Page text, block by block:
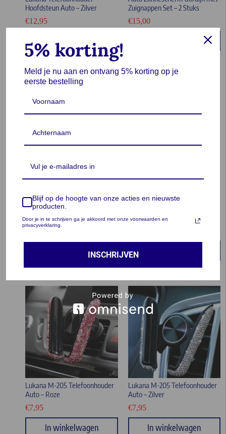
Hoofdsteun Auto – Zilver
€12,95
In winkelwagen
Zuignappen Set – 2 Stuks
€15,00
€15,95
In winkelwagen
€7,95
rd4.00uit
reviews)
Lukana M-205 Telefoonhouder
Auto – Roze
€7,95
In winkelwagen
Lukana M-205 Telefoonhouder
Auto – Zilver
€7,95
In winkelwagen
5% korting!
Meld je nu aan en ontvang 5% korting op je
eerste bestelling
Blijf op de hoogte van onze acties en nieuwste
producten.
Door je in te schrijven ga je akkoord met onze voorwaarden en
privacyverklaring.
INSCHRIJVEN